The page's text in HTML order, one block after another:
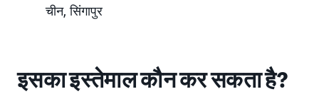
चीन, सिंगापुर
इसका इस्तेमाल कौन कर सकता है?